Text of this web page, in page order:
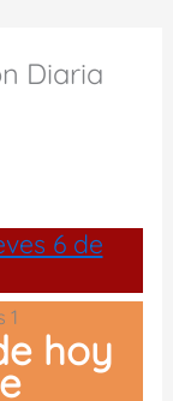
Diaria
6 de
hoy